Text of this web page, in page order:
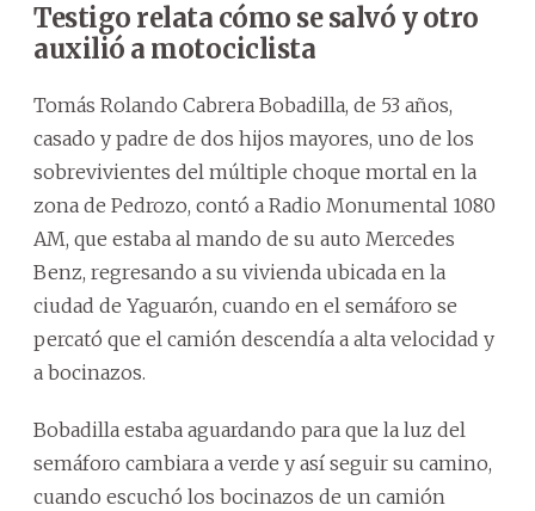
Testigo relata cómo se salvó y otro
auxilió a motociclista
Tomás Rolando Cabrera Bobadilla, de 53 años,
casado y padre de dos hijos mayores, uno de los
sobrevivientes del múltiple choque mortal en la
zona de Pedrozo, contó a Radio Monumental 1080
AM, que estaba al mando de su auto Mercedes
Benz, regresando a su vivienda ubicada en la
ciudad de Yaguarón, cuando en el semáforo se
percató que el camión descendía a alta velocidad y
a bocinazos.
Bobadilla estaba aguardando para que la luz del
semáforo cambiara a verde y así seguir su camino,
cuando escuchó los bocinazos de un camión